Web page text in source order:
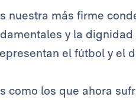
nuestra más firme
y la
el fútbol y el
como los que ahora